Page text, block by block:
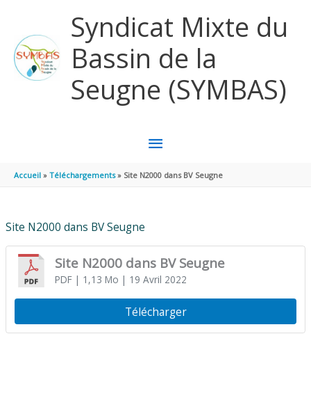
Syndicat Mixte du
Bassin de la
Seugne (SYMBAS)
MENU
PRINCIPAL
Accueil Téléchargements Site N2000 dans BV Seugne
Site N2000 dans BV Seugne
Site N2000 dans BV Seugne
PDF| 1,13 Mo | 19 Avril 2022
Télécharger